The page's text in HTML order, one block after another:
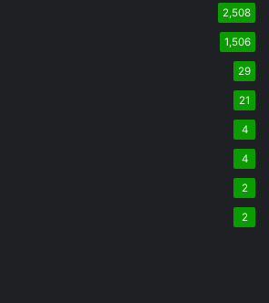
2,508
1,506
29
21
4
4
2
2